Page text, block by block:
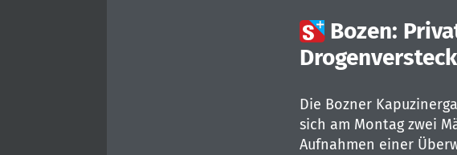
 Bozen:
Drogenversteck
Die Bozner
sich am Montag zwei
Aufnahmen einer